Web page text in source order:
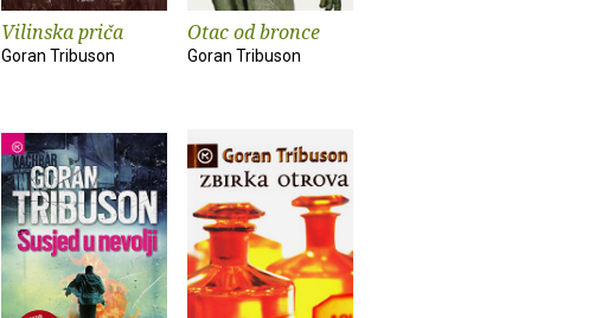
Vilinska priča
Goran Tribuson
Otac od bronce
Goran Tribuson